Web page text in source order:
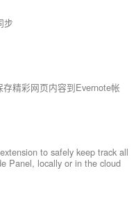
步
精彩网页内容到Evernote帐
to safely keep track all
Panel, locally or in the cloud